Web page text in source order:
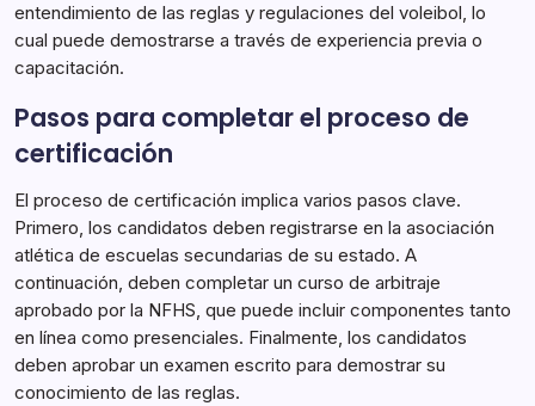
entendimiento de las reglas y regulaciones del voleibol, lo
cual puede demostrarse a través de experiencia previa o
capacitación.
Pasos para completar el proceso de
certificación
El proceso de certificación implica varios pasos clave.
Primero, los candidatos deben registrarse en la asociación
atlética de escuelas secundarias de su estado. A
continuación, deben completar un curso de arbitraje
aprobado por la NFHS, que puede incluir componentes tanto
en línea como presenciales. Finalmente, los candidatos
deben aprobar un examen escrito para demostrar su
conocimiento de las reglas.